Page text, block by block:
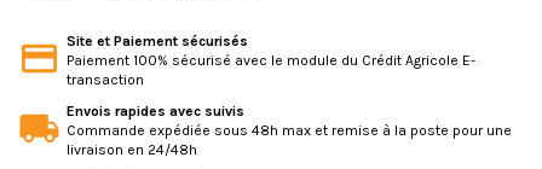
Site et Paiement sécurisés
Paiement 100% sécurisé avec le module du Crédit Agricole E-
transaction
Envois rapides avec suivis
Commande expédiée sous 48h max et remise à la poste pour une
livraison en 24/48h